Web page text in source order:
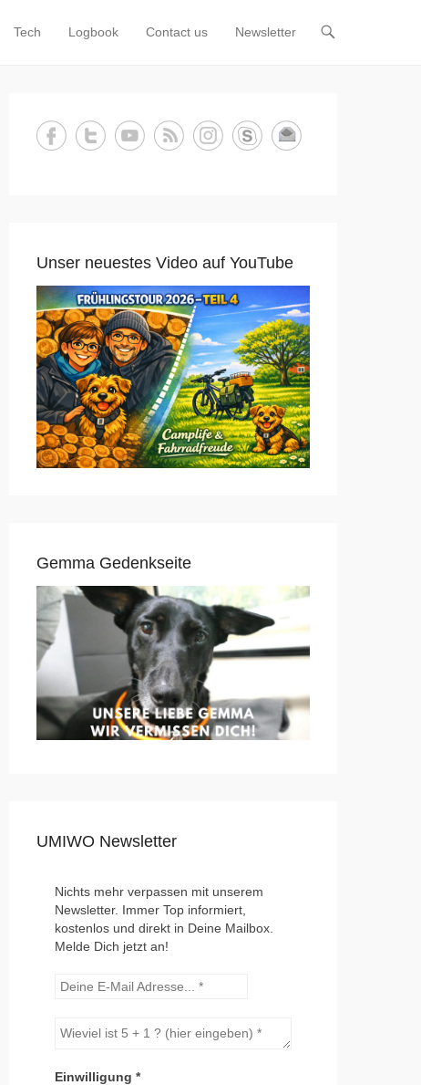
Tech Logbook Contact us Newsletter
Unser neuestes Video auf YouTube
Gemma Gedenkseite
UMIWO Newsletter
Nichts mehr verpassen mit unserem
Newsletter. Immer Top informiert,
kostenlos und direkt in Deine Mailbox.
Melde Dich jetzt an!
Einwilligung *